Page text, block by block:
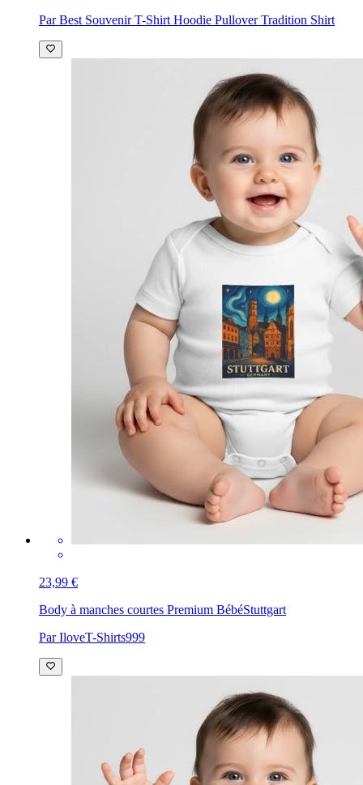
Par Best Souvenir T-Shirt Hoodie Pullover Tradition Shirt
23,99 €
Body à manches courtes Premium BébéStuttgart
Par IloveT-Shirts999